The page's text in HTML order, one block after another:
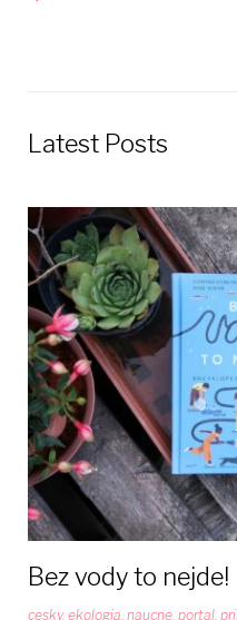
Latest Posts
Bez vody to nejde!
cesky, ekologia, naucne, portal,